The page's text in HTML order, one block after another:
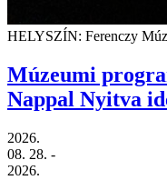
HELYSZÍN: Ferenczy
Múzeumi
Nappal Nyitva
2026.
08. 28. -
2026.